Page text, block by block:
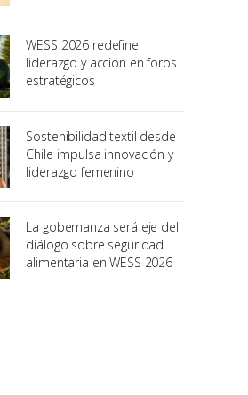
WESS 2026 redefine
liderazgo y acción en foros
estratégicos
Sostenibilidad textil desde
Chile impulsa innovación y
liderazgo femenino
La gobernanza será eje del
diálogo sobre seguridad
alimentaria en WESS 2026